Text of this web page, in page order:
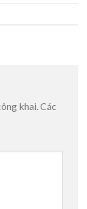
khai. Các